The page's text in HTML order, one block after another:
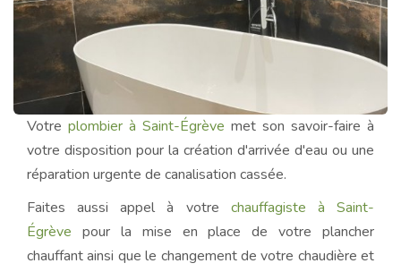
Votre plombier à Saint-Égrève met son savoir-faire à
votre disposition pour la création d'arrivée d'eau ou une
réparation urgente de canalisation cassée.
Faites aussi appel à votre chauffagiste à Saint-
Égrève pour la mise en place de votre plancher
chauffant ainsi que le changement de votre chaudière et